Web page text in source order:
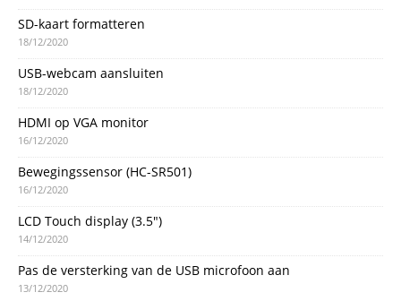
SD-kaart formatteren
18/12/2020
USB-webcam aansluiten
18/12/2020
HDMI op VGA monitor
16/12/2020
Bewegingssensor (HC-SR501)
16/12/2020
LCD Touch display (3.5″)
14/12/2020
Pas de versterking van de USB microfoon aan
13/12/2020